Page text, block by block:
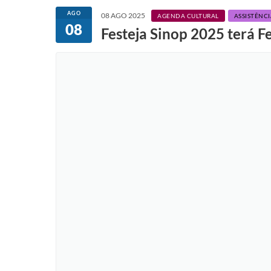
AGO
08
08 AGO 2025 AGENDA CULTURAL
Festeja Sinop 2025 terá